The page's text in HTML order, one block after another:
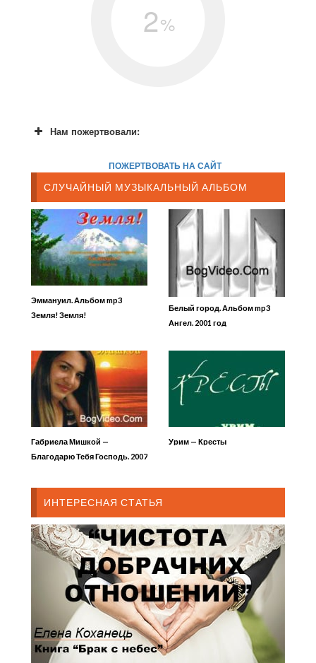
2%
Нам пожертвовали:
ПОЖЕРТВОВАТЬ НА САЙТ
СЛУЧАЙНЫЙ МУЗЫКАЛЬНЫЙ АЛЬБОМ
Эммануил. Альбом mp3
Земля! Земля!
Белый город. Альбом mp3
Ангел. 2001 год
Габриела Мишкой —
Благодарю Тебя Господь. 2007
Урим — Кресты
ИНТЕРЕСНАЯ СТАТЬЯ